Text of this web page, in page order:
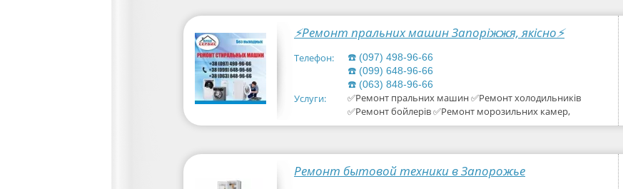
⚡Ремонт пральних машин Запоріжжя, якiсно⚡
Телефон:
☎️ (097) 498-96-66
☎️ (099) 648-96-66
☎️ (063) 848-96-66
Услуги:
✅Ремонт пральних машин ✅Ремонт холодильників
✅Ремонт бойлерів ✅Ремонт морозильних камер,
кондиціонерів, котлів та колонок вдома
Ремонт бытовой техники в Запорожье